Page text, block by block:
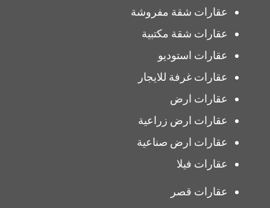
عقارات شقة مفروشة
عقارات شقة مكتبية
عقارات استوديو
عقارات غرفة للايجار
عقارات ارض
عقارات ارض زراعية
عقارات ارض صناعية
عقارات فيلا
عقارات قصر